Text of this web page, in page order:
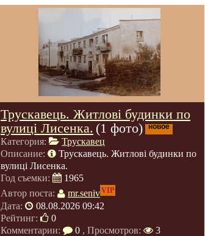
Трускавець. Житлові будинки по
вулиці Лисенка. (1 фото) новое
Категория:
Трускавец
Описание:
Трускавець. Житлові будинки по
вулиці Лисенка.
Год съемки:
1965
Автор поста:
mr.senivVIP
Дата:
08.08.2026 09:42
Рейтинг:
0
Комментарии:
0 , Просмотров:
3